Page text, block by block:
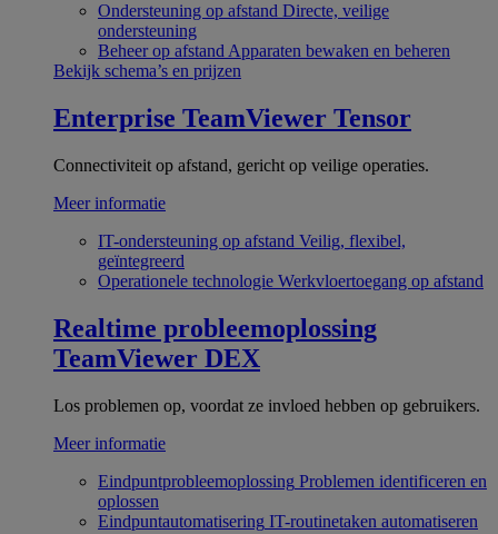
Ondersteuning op afstand Directe, veilige
ondersteuning
Beheer op afstand Apparaten bewaken en beheren
Bekijk schema’s en prijzen
Enterprise TeamViewer Tensor
Connectiviteit op afstand, gericht op veilige operaties.
Meer informatie
IT-ondersteuning op afstand Veilig, flexibel,
geïntegreerd
Operationele technologie Werkvloertoegang op afstand
Realtime probleemoplossing
TeamViewer DEX
Los problemen op, voordat ze invloed hebben op gebruikers.
Meer informatie
Eindpuntprobleemoplossing Problemen identificeren en
oplossen
Eindpuntautomatisering IT-routinetaken automatiseren